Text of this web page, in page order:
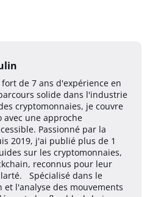
de 7 ans d'expérience en
solide dans l'industrie
cryptomonnaies, je couvre
avec une approche
Passionné par la
2019, j'ai publié plus de 1
sur les cryptomonnaies,
reconnus pour leur
Spécialisé dans le
l'analyse des mouvements